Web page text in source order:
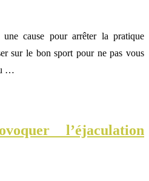
une cause pour arrêter la pratique
sur le bon sport pour ne pas vous
…
l’éjaculation